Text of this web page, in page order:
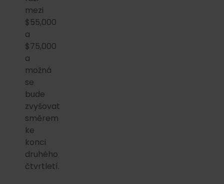
mezi
$55,000
a
$75,000
a
možná
se
bude
zvyšovat
směrem
ke
konci
druhého
čtvrtletí.